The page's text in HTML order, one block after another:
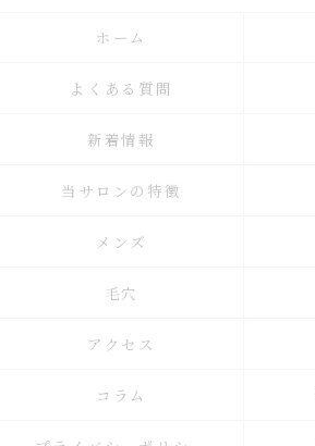
ホーム
よくある質問
新着情報
当サロンの特徴
メンズ
毛穴
アクセス
コラム